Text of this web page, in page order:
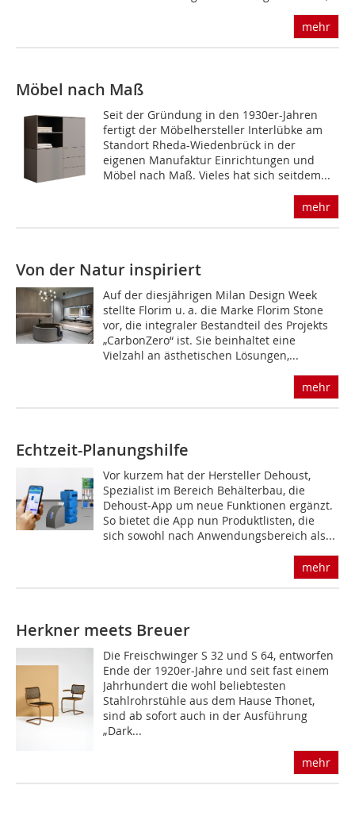
mehr
Möbel nach Maß
Seit der Gründung in den 1930er-Jahren
fertigt der Möbelhersteller Interlübke am
Standort Rheda­-Wiedenbrück in der
eigenen Manufaktur Einrichtungen und
Möbel nach Maß. Vieles hat sich seitdem...
mehr
Von der Natur inspiriert
Auf der diesjährigen Milan Design Week
stellte Florim u. a. die Marke Florim Stone
vor, die integraler Bestandteil des Projekts
„CarbonZero“ ist. Sie beinhaltet eine
Vielzahl an ästhetischen Lösungen,...
mehr
Echtzeit-Planungshilfe
Vor kurzem hat der Hersteller Dehoust,
Spezialist im Bereich Behälterbau, die
Dehoust-App um neue Funktionen ergänzt.
So bietet die App nun Produktlisten, die
sich sowohl nach Anwendungsbereich als...
mehr
Herkner meets Breuer
Die Freischwinger S 32 und S 64, entworfen
Ende der 1920er-Jahre und seit fast einem
Jahrhundert die wohl beliebtesten
Stahlrohrstühle aus dem Hause Thonet,
sind ab sofort auch in der Ausführung
„Dark...
mehr